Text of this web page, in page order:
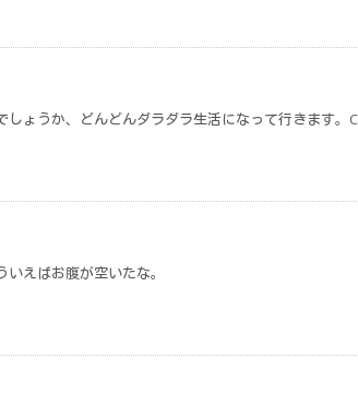
ょうか、どんどんダラダラ生活になって行きます。
えばお腹が空いたな。